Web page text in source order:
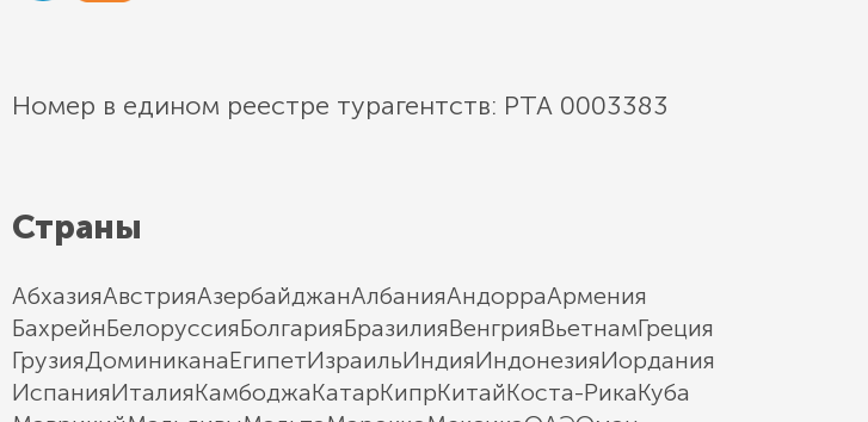
Номер в едином реестре турагентств: РТА 0003383
Страны
АбхазияАвстрияАзербайджанАлбанияАндорраАрмения
БахрейнБелоруссияБолгарияБразилияВенгрияВьетнамГреция
ГрузияДоминиканаЕгипетИзраильИндияИндонезияИордания
ИспанияИталияКамбоджаКатарКипрКитайКоста-РикаКуба